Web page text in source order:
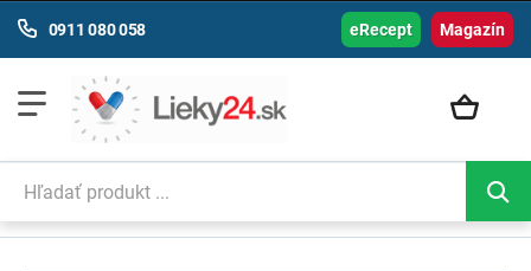
Magazín
0911 080 058 eRecept